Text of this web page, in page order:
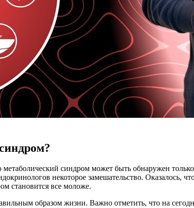
синдром может быть обнаружен
некоторое замешательство. Оказалось,
становится все моложе.
образом жизни. Важно отметить, что на